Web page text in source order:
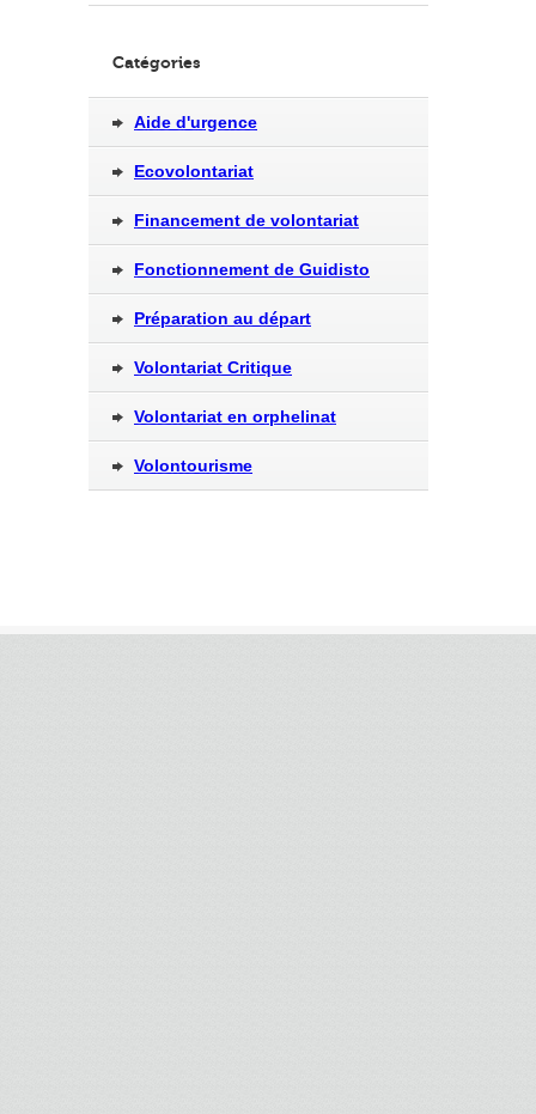
Catégories
Aide d'urgence
Ecovolontariat
Financement de volontariat
Fonctionnement de Guidisto
Préparation au départ
Volontariat Critique
Volontariat en orphelinat
Volontourisme